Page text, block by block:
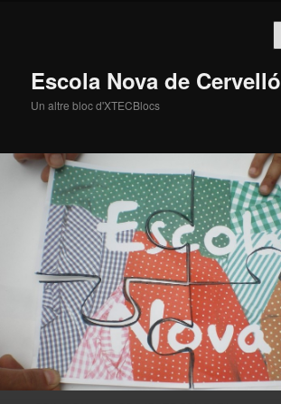
Escola Nova de Cervelló
Un altre bloc d'XTECBlocs